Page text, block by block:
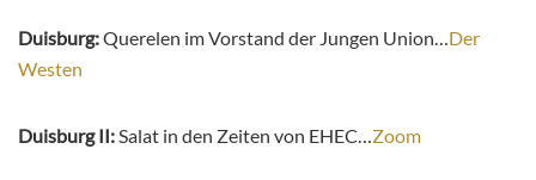
Duisburg:Querelen im Vorstand der Jungen Union… Der
Westen
Duisburg II: Salat in den Zeiten von EHEC… Zoom